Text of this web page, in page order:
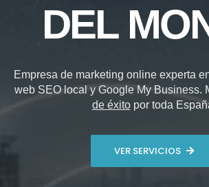
DEL
Empresa de marketing online experta
web SEO local y Google My Business.
de éxitopor toda
VER SERVICIOS